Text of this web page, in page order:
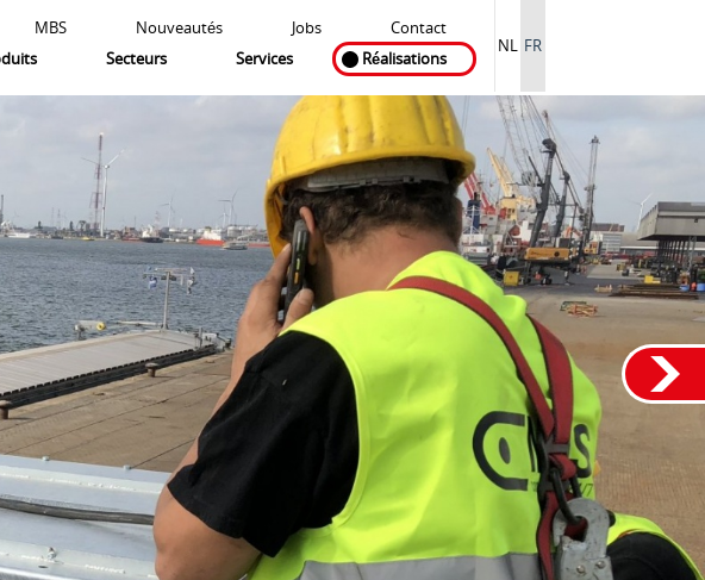
NL FR
MBS Nouveautés Jobs
Contact
Secteurs Services Réalisations